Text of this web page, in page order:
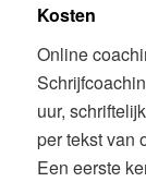
Kosten
Online
uur,
per tekst van
Een eerste